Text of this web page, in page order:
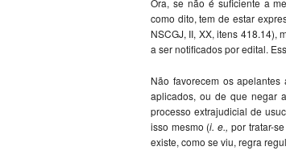
como dito, tem de estar
NSCGJ, II, XX, itens 418.14),
a ser notificados por edital.
Não favorecem os
aplicados, ou de que negar
processo extrajudicial de
isso mesmo (i. e., por tratar-
existe, como se viu, regra